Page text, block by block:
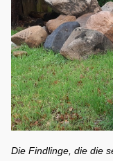
Die Findlinge, die die